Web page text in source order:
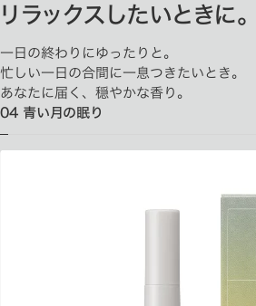
リラックスしたいときに。
一日の終わりにゆったりと。
忙しい一日の合間に一息つきたいとき。
あなたに届く、穏やかな香り。
04 青い月の眠り